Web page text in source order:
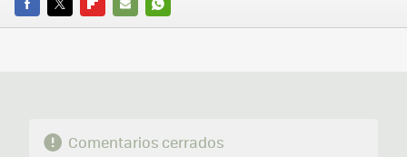
FACEBOOK
TWITTERFLIPBOARD
E-
WHATSAPP
Comentarios cerrados